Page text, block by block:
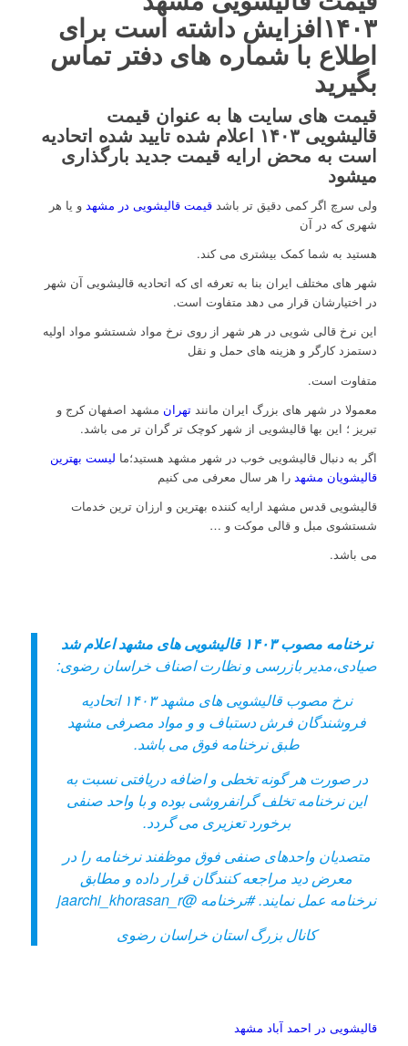
۱۴۰۳افزایش داشته است برای
اطلاع با شماره های دفتر تماس
بگیرید
قیمت های سایت ها به عنوان قیمت
قالیشویی ۱۴۰۳ اعلام شده تایید شده اتحادیه
است به محض ارایه قیمت جدید بارگذاری
میشود
ولی سرچ اگر کمی دقیق تر باشد قیمت قالیشویی در مشهدو یا هر
شهری که در آن
هستید به شما کمک بیشتری می کند.
شهر های مختلف ایران بنا به تعرفه ای که اتحادیه قالیشویی آن شهر
در اختیارشان قرار می دهد متفاوت است.
این نرخ قالی شویی در هر شهر از روی نرخ مواد شستشو مواد اولیه
دستمزد کارگر و هزینه های حمل و نقل
متفاوت است.
معمولا در شهر های بزرگ ایران مانند تهران مشهد اصفهان کرج و
تبریز ؛ این بها قالیشویی از شهر کوچک تر گران تر می باشد.
اگر به دنبال قالیشویی خوب در شهر مشهد هستید؛ما لیست بهترین
قالیشویان مشهد را هر سال معرفی می کنیم
قالیشویی قدس مشهد ارایه کننده بهترین و ارزان ترین خدمات
شستشوی مبل و قالی موکت و …
می باشد.
نرخنامه مصوب ۱۴۰۳ قالیشویی های مشهد اعلام شد
صیادی،مدیر بازرسی و نظارت اصناف خراسان رضوی:
نرخ مصوب قالیشویی های مشهد ۱۴۰۳ اتحادیه
فروشندگان فرش دستباف و و مواد مصرفی مشهد
طبق نرخنامه فوق می باشد.
در صورت هر گونه تخطی و اضافه دریافتی نسبت به
این نرخنامه تخلف گرانفروشی بوده و با واحد صنفی
برخورد تعزیری می گردد.
متصدیان واحدهای صنفی فوق موظفند نرخنامه را در
معرض دید مراجعه کنندگان قرار داده و مطابق
نرخنامه عمل نمایند.#نرخنامه @jaarchi_khorasan_r
کانال بزرگ استان خراسان رضوی
قالیشویی در احمد آباد مشهد